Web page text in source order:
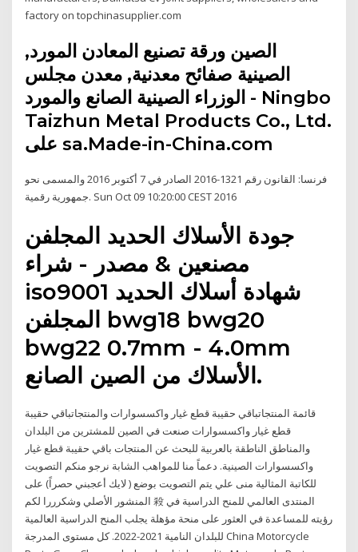
factory on topchinasupplier.com
الصين ورقة تصنيع المعادن المورد,
الصينية صفائح معدنية, معدن مجلس
الوزراء الصينية الصانع والمورد - Ningbo
Taizhun Metal Products Co., Ltd.
على sa.Made-in-China.com
فرنسا: القانون رقم 1321-2016 الصادر في 7 أكتوبر 2016 والمسمى نحو
جمهورية رقمية. Sun Oct 09 10:20:00 CEST 2016
جودة الأسلاك الحديد المجلفن
مصنعين & مصدر - شراء
iso9001 شهادة أسلاك الحديد
المجلفن bwg18 bwg20
bwg22 0.7mm - 4.0mm
الأسلاك من الصين الصانع.
قائمة المنتجاتباقي حقيبة قطع غيار واكسسوارات والمنتجاتباقي حقيبة
قطع غيار واكسسوارات صنعت في الصين للمشترين من البلدان
والمناطق الناطقة بالعربية للبحث عن المنتجات باقي حقيبة قطع غيار
واكسسوارات الصينية. دعماً منا للمواهب الشابة نرجو منكم التصويت
للكاتبة المثالية منى علي يتم التصويت بوضع ( لايك أعجبني حصراً) على
المنشور الأصلي وشكرررا لكم 殺 المنتدى العالمي للمنح الدراسية في
رؤيته للمساعدة في العثور على منحة مؤهلة يجلب المنح الدراسية العالمية
للبلدان النامية 2021-2022. كل مستوى المدرجة China Motorcycle